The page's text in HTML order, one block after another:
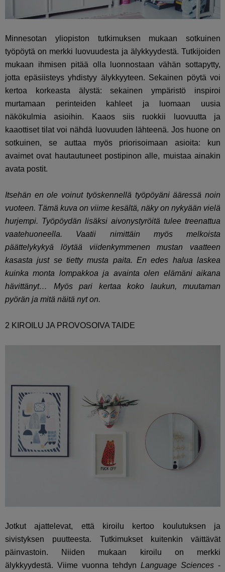
Minnesotan yliopiston tutkimuksen mukaan sotkuinen
työpöytä on merkki luovuudesta ja älykkyydestä. Tutkijoiden
mukaan ihmisen pitää olla luonnostaan vähän sottapytty,
jotta epäsiisteys yhdistyy älykkyyteen. Sekainen pöytä voi
kertoa korkeasta älystä: sekainen ympäristö inspiroi
murtamaan perinteiden kahleet ja luomaan uusia
näkökulmia asioihin. Kaaos siis ruokkii luovuutta ja
kaaottiset tilat voi nähdä luovuuden lähteenä. Jos huone on
sotkuinen, se auttaa myös priorisoimaan asioita: kun
avaimet ovat hautautuneet postipinon alle, muistaa ainakin
avata postit.
Itsehän en ole voinut työskennellä työpöyäni ääressä noin
vuoteen. Tämä kuva on viime kesältä, näky on nykyään vielä
hurjempi. Työpöydän lisäksi aivonystyröitä tulee treenattua
vaatehuoneella. Vaatii nimittäin myös melkoista
päättelykykyä löytää viidenkymmenen mustan vaatteen
kasasta just se tietty musta paita. En edes halua laskea
kuinka monta lompakkoa ja avainta olen elämäni aikana
hävittänyt… Myös pari kertaa koko laukun, muutaman
pyörän ja mitä näitä nyt on.
2 KIROILU JA PROVOSOIVA TAIDE
Jotkut ajattelevat, että kiroilu kertoo koulutuksen ja
sivistyksen puutteesta. Tutkimukset kuitenkin väittävät
päinvastoin. Niiden mukaan kiroilu on merkki
älykkyydestä. Viime vuonna tehdynLanguage Sciences-